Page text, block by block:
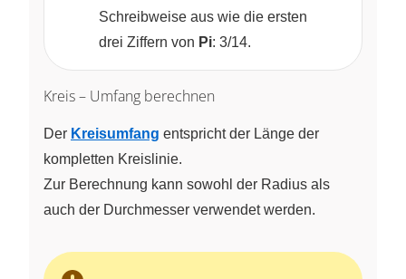
Schreibweise aus wie die ersten
drei Ziffern von Pi: 3/14.
Kreis – Umfang berechnen
Der Kreisumfang entspricht der Länge der
kompletten Kreislinie.
Zur Berechnung kann sowohl der Radius als
auch der Durchmesser verwendet werden.